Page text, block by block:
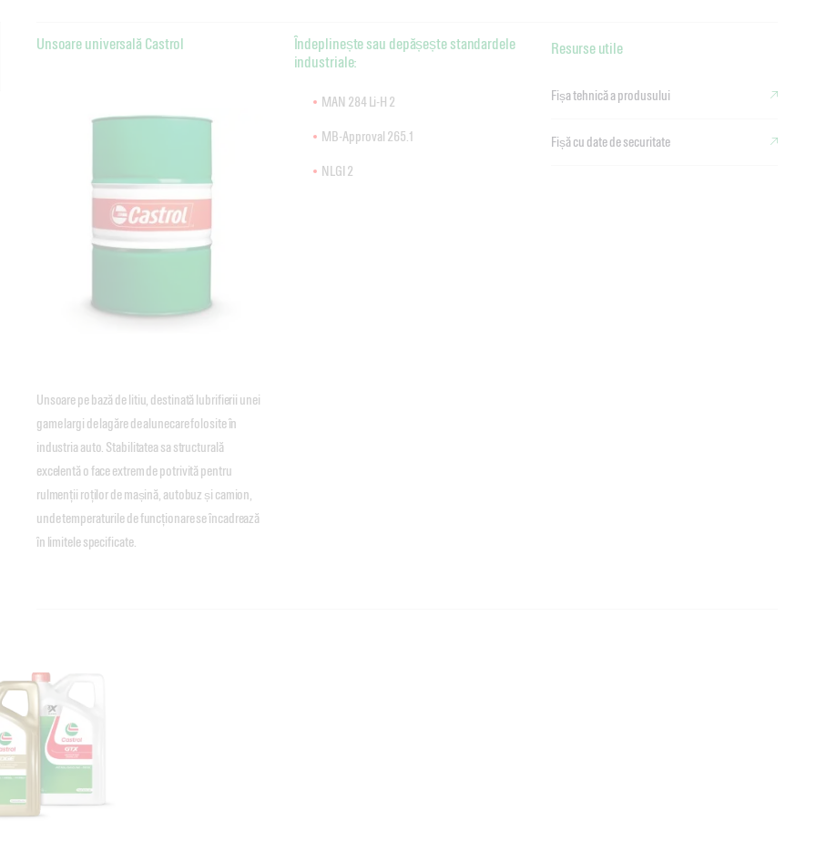
Unsoare universală Castrol
Unsoare pe bază de litiu, destinată lubrifierii unei
game largi de lagăre de alunecare folosite în
industria auto. Stabilitatea sa structurală
excelentă o face extrem de potrivită pentru
rulmenții roților de mașină, autobuz și camion,
unde temperaturile de funcționare se încadrează
în limitele specificate.
Îndeplinește sau depășește standardele
industriale:
MAN 284Li-H 2
MB-Approval 265.1
NLGI 2
Resurse utile
Fișa tehnică a produsului
Fișă cu date de securitate